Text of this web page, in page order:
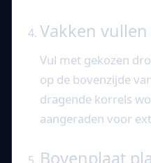
Vakken
Vul met gekozen
op de bovenzijde
dragende korrels
aangeraden voor
Bovenplaat